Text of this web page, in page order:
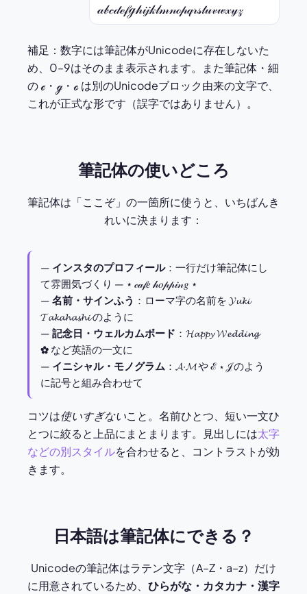
𝒶𝒷𝒸𝒹ℯ𝒻ℊ𝒽𝒾𝒿𝓀𝓁𝓂𝓃ℴ𝓅𝓆𝓇𝓈𝓉𝓊𝓋𝓌𝓍𝓎𝓏
補足：数字には筆記体がUnicodeに存在しないた
め、0–9はそのまま表示されます。また筆記体・細
の ℯ・ℊ・ℴ は別のUnicodeブロック由来の文字で、
これが正式な形です（誤字ではありません）。
筆記体の使いどころ
筆記体は「ここぞ」の一箇所に使うと、いちばんき
れいに決まります：
— インスタのプロフィール：一行だけ筆記体にし
て雰囲気づくり — ⋆ 𝒸𝒶𝒻𝑒 𝒽𝑜𝓅𝓅𝒾𝓃𝑔 ⋆
— 名前・サインふう ：ローマ字の名前を 𝓨𝓾𝓴𝓲
𝓣𝓪𝓴𝓪𝓱𝓪𝓼𝓱𝓲 のように
— 記念日・ウェルカムボード ：𝓗𝓪𝓹𝓹𝔂 𝓦𝓮𝓭𝓭𝓲𝓷𝓰
✿ など英語の一文に
— イニシャル・モノグラム ：𝓐·𝓜 や ℰ ⋆ 𝒥 のよう
に記号と組み合わせて
コツは使いすぎないこと。名前ひとつ、短い一文ひ
とつに絞ると上品にまとまります。見出しには太字
などの別スタイルを合わせると、コントラストが効
きます。
日本語は筆記体にできる？
Unicodeの筆記体はラテン文字（A–Z・a–z）だけ
に用意されているため、 ひらがな・カタカナ・漢字